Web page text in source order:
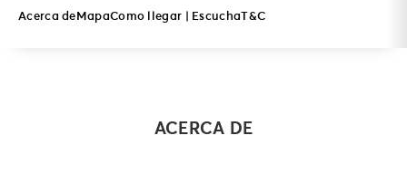
Acerca deMapaComo llegar | EscuchaT&C
ACERCA DE